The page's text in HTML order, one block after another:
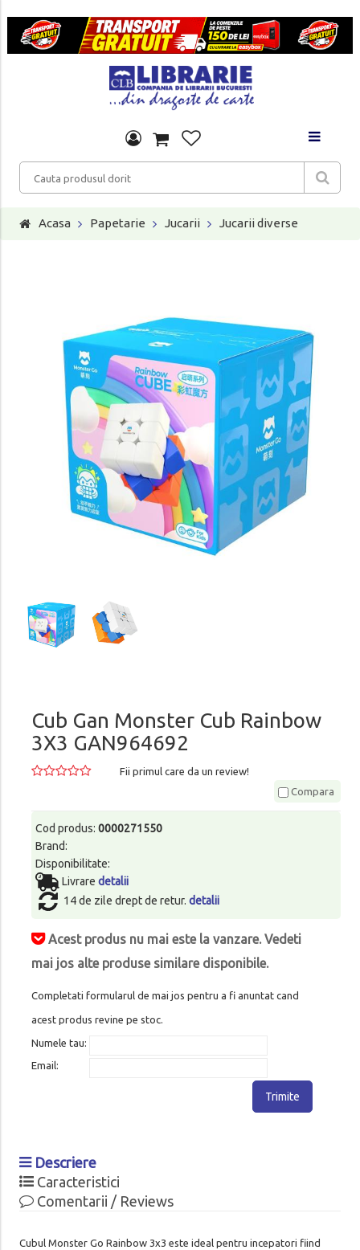
Acasa Papetarie Jucarii Jucarii diverse
Cub Gan Monster Cub Rainbow
3X3 GAN964692
Fii primul care da un review!
Compara
Cod produs: 0000271550
Brand:
Disponibilitate:
Livrare detalii
14 de zile drept de retur. detalii
Acest produs nu mai este la vanzare. Vedeti
mai jos alte produse similare disponibile.
Completati formularul de mai jos pentru a fi anuntat cand
acest produs revine pe stoc.
Numele tau:
Email:
Trimite
Descriere
Caracteristici
Comentarii / Reviews
Cubul Monster Go Rainbow 3x3 este ideal pentru incepatori fiind